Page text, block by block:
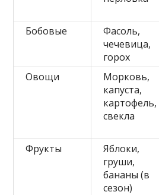
Бобовые
Фасоль,
чечевица,
горох
Овощи
Морковь,
капуста,
картофель,
свекла
Фрукты
Яблоки,
груши,
бананы (в
сезон)